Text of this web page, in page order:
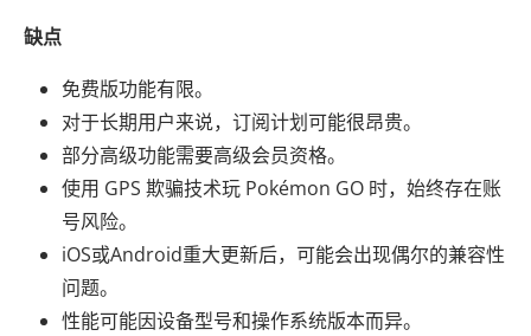
缺点
免费版功能有限。
对于长期用户来说，订阅计划可能很昂贵。
部分高级功能需要高级会员资格。
使用 GPS 欺骗技术玩 Pokémon GO 时，始终存在账
号风险。
iOS或Android重大更新后，可能会出现偶尔的兼容性
问题。
性能可能因设备型号和操作系统版本而异。